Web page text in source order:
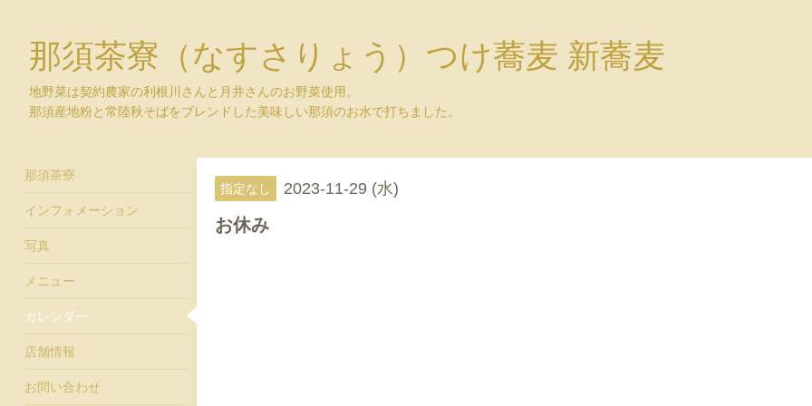
那須茶寮（なすさりょう）つけ蕎麦 新蕎麦
地野菜は契約農家の利根川さんと月井さんのお野菜使用。
那須産地粉と常陸秋そばをブレンドした美味しい那須のお水で打ちました。
指定なし 2023-11-29 (水)
お休み
那須茶寮
インフォメーション
写真
メニュー
カレンダー
店舗情報
お問い合わせ